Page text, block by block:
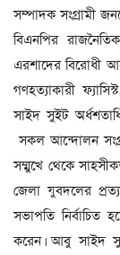
সম্পাদক সংগ্রামী
বিএনপির
এরশাদের বিরোধী
গণহত্যাকারী
সাইদ সুইট
সকল আন্দোলন
সম্মুখে থেকে
জেলা যুবদলের
সভাপতি নির্বাচিত
করেন। আবু সাইদ